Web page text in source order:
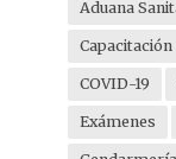
Aduana
Capacitación
COVID-19
Exámenes